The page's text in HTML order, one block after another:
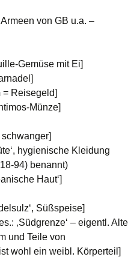
von GB u.a. –
Gemüse mit Ei]
= Reisegeld]
Münze]
schwanger]
hygienische Kleidung
94) benannt)
Haut‘]
Süßspeise]
‚Südgrenze‘ – eigentl. Alte
und Teile von
wohl ein weibl. Körperteil]